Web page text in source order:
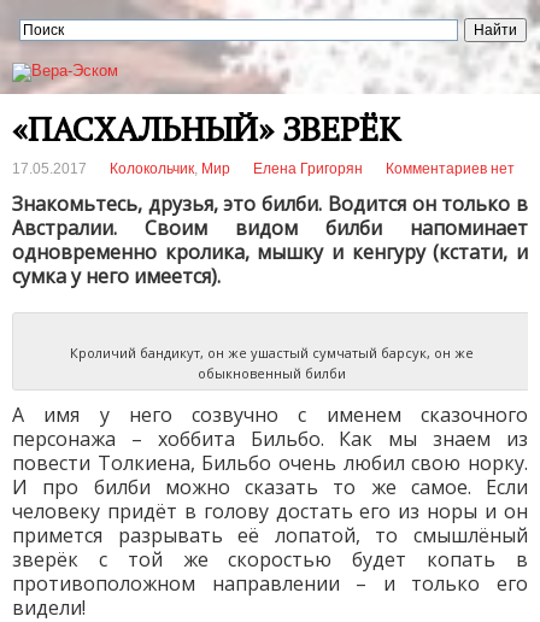
«ПАСХАЛЬНЫЙ» ЗВЕРЁК
17.05.2017 Колокольчик, Мир Елена Григорян Комментариев нет
Знакомьтесь, друзья, это билби. Водится он только в
Австралии. Своим видом билби напоминает
одновременно кролика, мышку и кенгуру (кстати, и
сумка у него имеется).
Кроличий бандикут, он же ушастый сумчатый барсук, он же
обыкновенный билби
А имя у него созвучно с именем сказочного
персонажа – хоббита Бильбо. Как мы знаем из
повести Толкиена, Бильбо очень любил свою норку.
И про билби можно сказать то же самое. Если
человеку придёт в голову достать его из норы и он
примется разрывать её лопатой, то смышлёный
зверёк с той же скоростью будет копать в
противоположном направлении – и только его
видели!